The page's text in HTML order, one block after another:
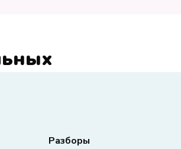
Разборы